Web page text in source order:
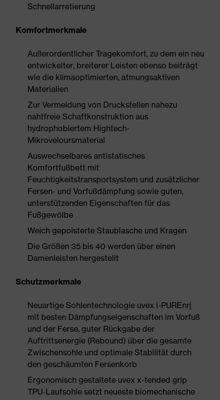
Schnellarretierung
Komfortmerkmale
Außerordentlicher Tragekomfort, zu dem ein neu
entwickelter, breiterer Leisten ebenso beiträgt
wie die klimaoptimierten, atmungsaktiven
Materialien
Zur Vermeidung von Druckstellen nahezu
nahtfreie Schaftkonstruktion aus
hydrophobiertem Hightech-
Mikroveloursmaterial
Auswechselbares antistatisches
Komfortfußbett mit
Feuchtigkeitstransportsystem und zusätzlicher
Fersen- und Vorfußdämpfung sowie guten,
unterstützenden Eigenschaften für das
Fußgewölbe
Weich gepolsterte Staublasche und Kragen
Die Größen 35 bis 40 werden über einen
Damenleisten hergestellt
Schutzmerkmale
Neuartige Sohlentechnologie uvex i-PUREnrj
mit besten Dämpfungseigenschaften im Vorfuß
und der Ferse, guter Rückgabe der
Auftrittsenergie (Rebound) über die gesamte
Zwischensohle und optimale Stabilität durch
den geschäumten Fersenkorb
Ergonomisch gestaltete uvex x-tended grip
TPU-Laufsohle setzt neueste biomechanische